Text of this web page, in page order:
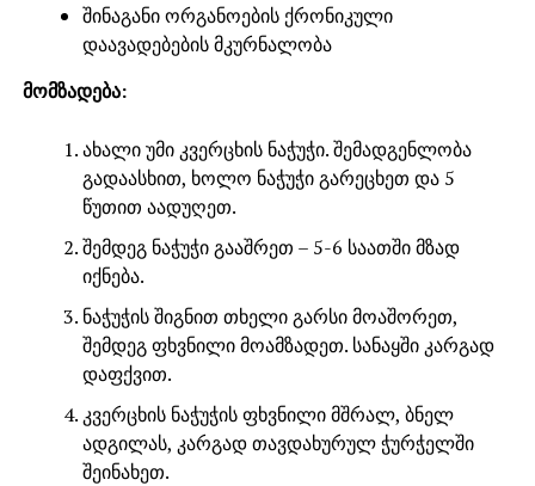
შინაგანი ორგანოების ქრონიკული
დაავადებების მკურნალობა
მომზადება:
ახალი უმი კვერცხის ნაჭუჭი. შემადგენლობა
გადაასხით, ხოლო ნაჭუჭი გარეცხეთ და 5
წუთით აადუღეთ.
შემდეგ ნაჭუჭი გააშრეთ – 5-6 საათში მზად
იქნება.
ნაჭუჭის შიგნით თხელი გარსი მოაშორეთ,
შემდეგ ფხვნილი მოამზადეთ. სანაყში კარგად
დაფქვით.
კვერცხის ნაჭუჭის ფხვნილი მშრალ, ბნელ
ადგილას, კარგად თავდახურულ ჭურჭელში
შეინახეთ.